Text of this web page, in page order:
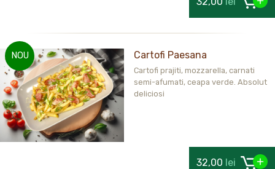
NOU Cartofi Paesana
Cartofi prajiti, mozzarella, carnati
semi-afumati, ceapa verde. Absolut
deliciosi
32,00 lei